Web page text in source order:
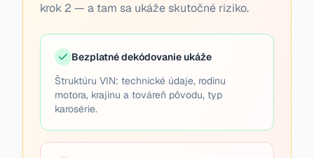
krok 2 — a tam sa ukáže skutočné riziko.
Bezplatné dekódovanie ukáže
Štruktúru VIN: technické údaje, rodinu
motora, krajinu a továreň pôvodu, typ
karosérie.